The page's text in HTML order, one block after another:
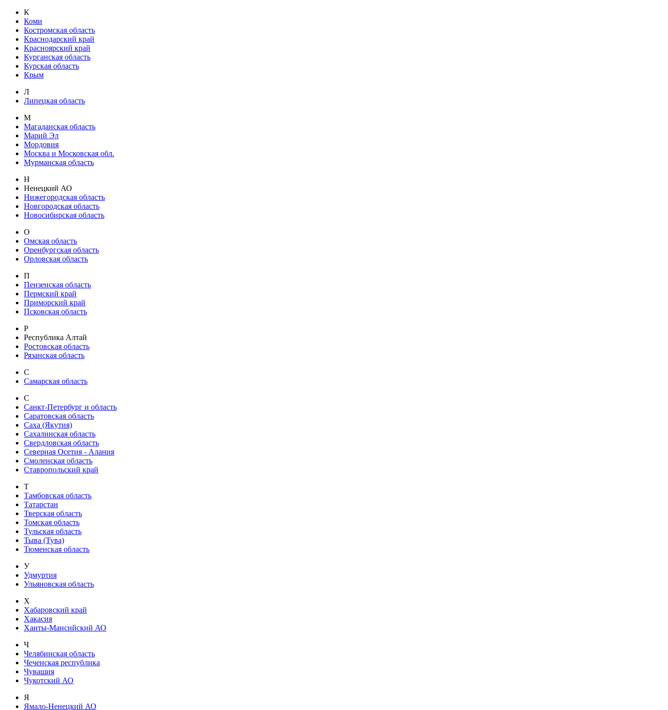
К
Коми
Костромская область
Краснодарский край
Красноярский край
Курганская область
Курская область
Крым
Л
Липецкая область
М
Магаданская область
Марий Эл
Мордовия
Москва и Московская обл.
Мурманская область
Н
Ненецкий АО
Нижегородская область
Новгородская область
Новосибирская область
О
Омская область
Оренбургская область
Орловская область
П
Пензенская область
Пермский край
Приморский край
Псковская область
Р
Республика Алтай
Ростовская область
Рязанская область
С
Самарская область
С
Санкт-Петербург и область
Саратовская область
Саха (Якутия)
Сахалинская область
Свердловская область
Северная Осетия - Алания
Смоленская область
Ставропольский край
Т
Тамбовская область
Татарстан
Тверская область
Томская область
Тульская область
Тыва (Тува)
Тюменская область
У
Удмуртия
Ульяновская область
Х
Хабаровский край
Хакасия
Ханты-Мансийский АО
Ч
Челябинская область
Чеченская республика
Чувашия
Чукотский АО
Я
Ямало-Ненецкий АО